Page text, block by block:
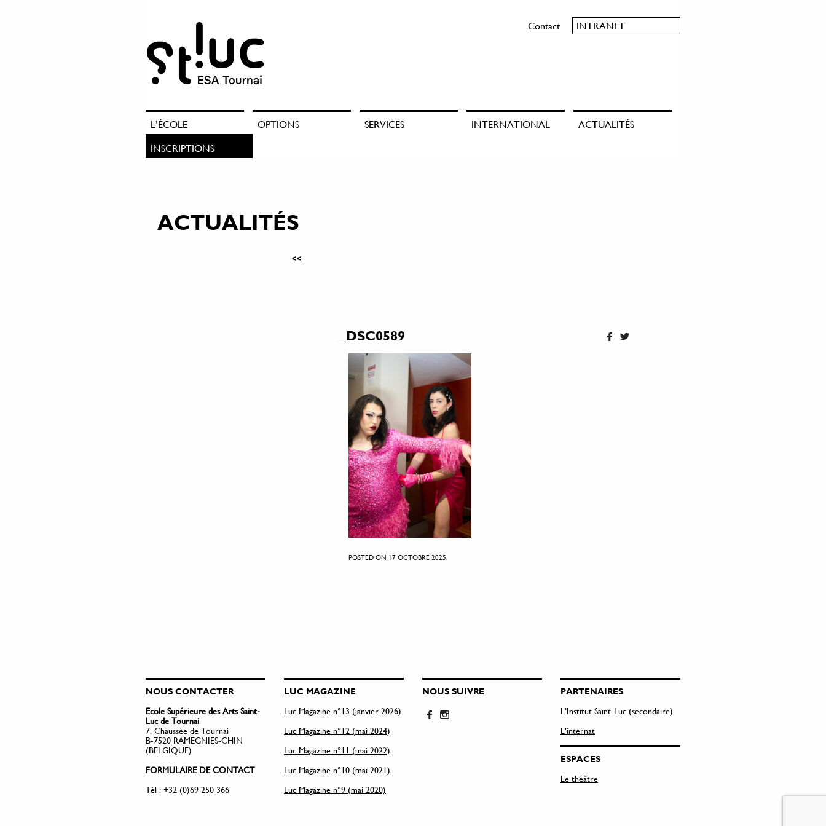
Contact INTRANET
L’ÉCOLE OPTIONS SERVICES INTERNATIONAL
ACTUALITÉS
INSCRIPTIONS
ACTUALITÉS
<<
_DSC0589
POSTED ON 17 OCTOBRE 2025.
NOUS CONTACTER
Ecole Supérieure des Arts Saint-
Luc de Tournai
7, Chaussée de Tournai
B-7520 RAMEGNIES-CHIN
(BELGIQUE)
FORMULAIRE DE CONTACT
Tél : +32 (0)69 250 366
LUC MAGAZINE
Luc Magazine n°13 (janvier 2026)
Luc Magazine n°12 (mai 2024)
Luc Magazine n°11 (mai 2022)
Luc Magazine n°10 (mai 2021)
Luc Magazine n°9 (mai 2020)
NOUS SUIVRE
PARTENAIRES
L’Institut Saint-Luc (secondaire)
L’internat
ESPACES
Le théâtre